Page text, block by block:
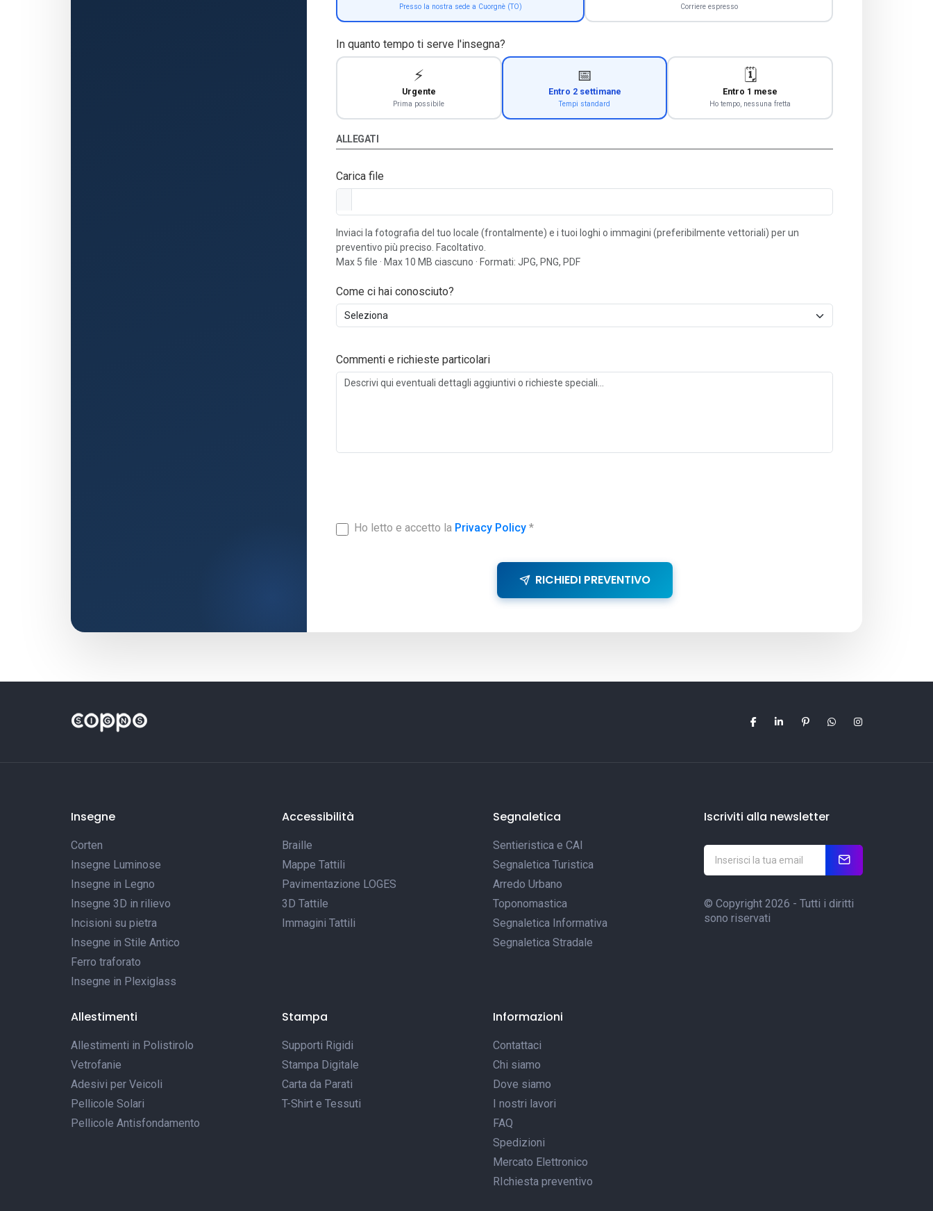
Presso la nostra sede a Cuorgnè (TO) Corriere espresso
In quanto tempo ti serve l'insegna?
⚡
Urgente
Prima possibile
📅
Entro 2 settimane
Tempi standard
🗓️
Entro 1 mese
Ho tempo, nessuna fretta
ALLEGATI
Carica file
Inviaci la fotografia del tuo locale (frontalmente) e i tuoi loghi o immagini (preferibilmente vettoriali) per un
preventivo più preciso. Facoltativo.
Max 5 file · Max 10 MB ciascuno · Formati: JPG, PNG, PDF
Come ci hai conosciuto?
Commenti e richieste particolari
Ho letto e accetto la Privacy Policy *
RICHIEDI PREVENTIVO
Insegne
Corten
Insegne Luminose
Insegne in Legno
Insegne 3D in rilievo
Incisioni su pietra
Insegne in Stile Antico
Ferro traforato
Insegne in Plexiglass
Accessibilità
Braille
Mappe Tattili
Pavimentazione LOGES
3D Tattile
Immagini Tattili
Segnaletica
Sentieristica e CAI
Segnaletica Turistica
Arredo Urbano
Toponomastica
Segnaletica Informativa
Segnaletica Stradale
Allestimenti
Allestimenti in Polistirolo
Vetrofanie
Adesivi per Veicoli
Pellicole Solari
Pellicole Antisfondamento
Stampa
Supporti Rigidi
Stampa Digitale
Carta da Parati
T-Shirt e Tessuti
Informazioni
Contattaci
Chi siamo
Dove siamo
I nostri lavori
FAQ
Spedizioni
Mercato Elettronico
RIchiesta preventivo
Iscriviti alla newsletter
© Copyright 2026 - Tutti i diritti
sono riservati